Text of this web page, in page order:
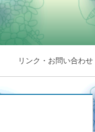
リンク・お問い合わせ